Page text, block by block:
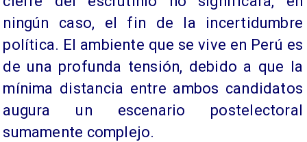
ningún caso, el fin de la incertidumbre
política. El ambiente que se vive en Perú es
de una profunda tensión, debido a que la
mínima distancia entre ambos candidatos
augura un escenario postelectoral
sumamente complejo.